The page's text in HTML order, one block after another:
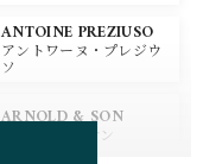
BREITLING
ブライトリング
ZENITH
ANTOINE PREZIUSO
アントワーヌ・プレジウ
ソ
ARNOLD & SON
アーノルド&サン